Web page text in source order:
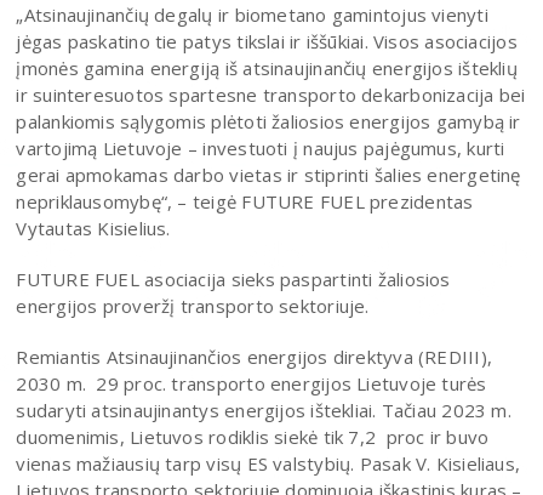
„Atsinaujinančių degalų ir biometano gamintojus vienyti
jėgas paskatino tie patys tikslai ir iššūkiai. Visos asociacijos
įmonės gamina energiją iš atsinaujinančių energijos išteklių
ir suinteresuotos spartesne transporto dekarbonizacija bei
palankiomis sąlygomis plėtoti žaliosios energijos gamybą ir
vartojimą Lietuvoje – investuoti į naujus pajėgumus, kurti
gerai apmokamas darbo vietas ir stiprinti šalies energetinę
nepriklausomybę“, – teigė FUTURE FUEL prezidentas
Vytautas Kisielius.
FUTURE FUEL asociacija sieks paspartinti žaliosios
energijos proveržį transporto sektoriuje.
Remiantis Atsinaujinančios energijos direktyva (REDIII),
2030 m. 29 proc. transporto energijos Lietuvoje turės
sudaryti atsinaujinantys energijos ištekliai. Tačiau 2023 m.
duomenimis, Lietuvos rodiklis siekė tik 7,2 proc ir buvo
vienas mažiausių tarp visų ES valstybių. Pasak V. Kisieliaus,
Lietuvos transporto sektoriuje dominuoja iškastinis kuras –